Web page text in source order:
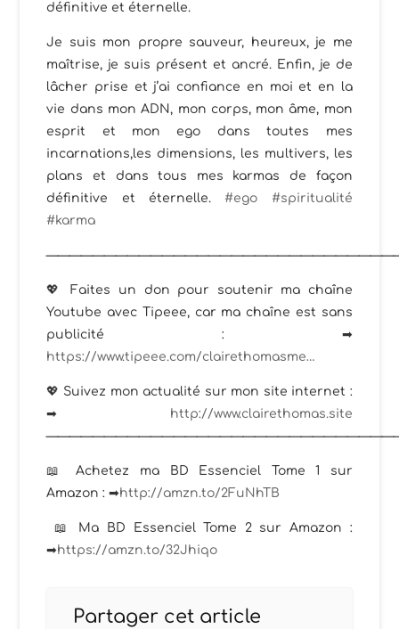
définitive et éternelle.
Je suis mon propre sauveur, heureux, je me
maîtrise, je suis présent et ancré. Enfin, je de
lâcher prise et j’ai confiance en moi et en la
vie dans mon ADN, mon corps, mon âme, mon
esprit et mon ego dans toutes mes
incarnations,les dimensions, les multivers, les
plans et dans tous mes karmas de façon
définitive et éternelle. #ego​
#spiritualité​
#karma
💖 Faites un don pour soutenir ma chaîne
Youtube avec Tipeee, car ma chaîne est sans
publicité : ➡
https://www.tipeee.com/clairethomasme…
💖 Suivez mon actualité sur mon site internet :
➡ http://www.clairethomas.site
📖 Achetez ma BD Essenciel Tome 1 sur
Amazon : ➡http://amzn.to/2FuNhTB
📖 Ma BD Essenciel Tome 2 sur Amazon :
➡https://amzn.to/32Jhiqo​
Partager cet article